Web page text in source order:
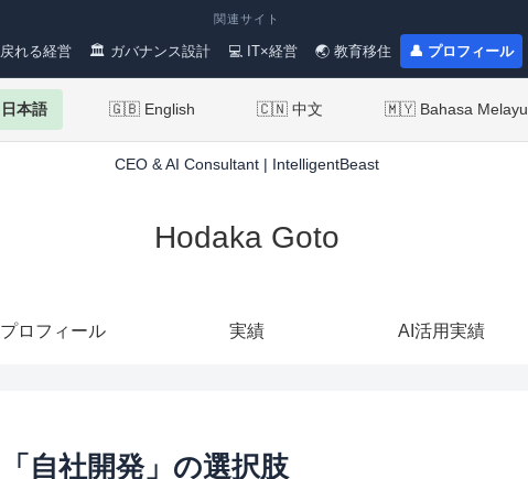
関連サイト
れる経営 🏛 ガバナンス設計 💻 IT×経営 🌏 教育移住 👤 プロフィール
本語 🇬🇧 English 🇨🇳 中文 🇲🇾 Bahasa Melayu
CEO & AI Consultant | IntelligentBeast
Hodaka Goto
プロフィール 実績 AI活用実績
自社開発」の選択肢